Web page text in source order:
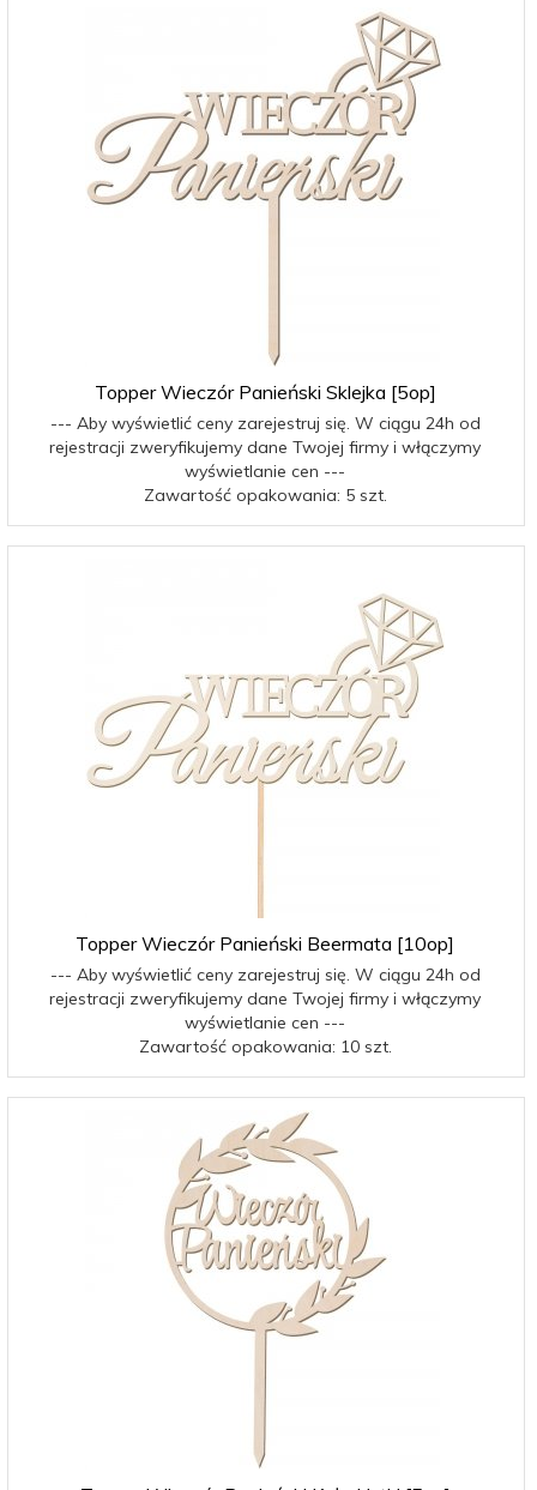
Topper Wieczór Panieński Sklejka [5op]
--- Aby wyświetlić ceny zarejestruj się. W ciągu 24h od
rejestracji zweryfikujemy dane Twojej firmy i włączymy
wyświetlanie cen ---
Zawartość opakowania: 5 szt.
Topper Wieczór Panieński Beermata [10op]
--- Aby wyświetlić ceny zarejestruj się. W ciągu 24h od
rejestracji zweryfikujemy dane Twojej firmy i włączymy
wyświetlanie cen ---
Zawartość opakowania: 10 szt.